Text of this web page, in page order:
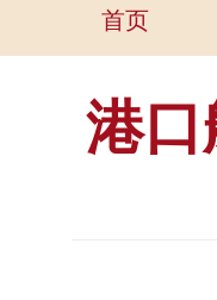
首页
港口